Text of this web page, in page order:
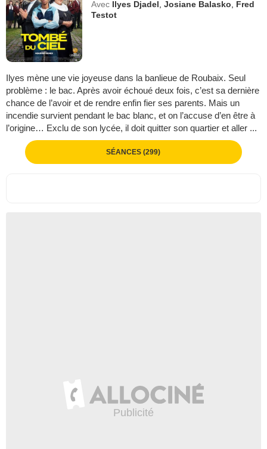
Avec Ilyes Djadel ,Josiane Balasko
Fred
Testot
Ilyes mène une vie joyeuse dans la banlieue de Roubaix. Seul
problème : le bac. Après avoir échoué deux fois, c’est sa dernière
chance de l’avoir et de rendre enfin fier ses parents. Mais un
incendie survient pendant le bac blanc, et on l’accuse d’en être à
l’origine… Exclu de son lycée, il doit quitter son quartier et aller ...
SÉANCES (299)